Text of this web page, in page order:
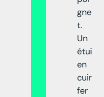
gne
t.
Un
étui
en
cuir
fer